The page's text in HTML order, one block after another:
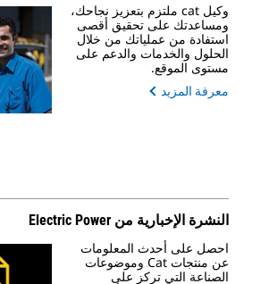
وكيل cat ملتزم بتعزيز نجاحك،
ومساعدتك على تحقيق أقصى
استفادة من عملياتك من خلال
الحلول والخدمات والدعم على
مستوى الموقع.
معرفة المزيد
النشرة الإخبارية من Electric Power
احصل على أحدث المعلومات
عن منتجات Cat وموضوعات
الصناعة التي تركز على